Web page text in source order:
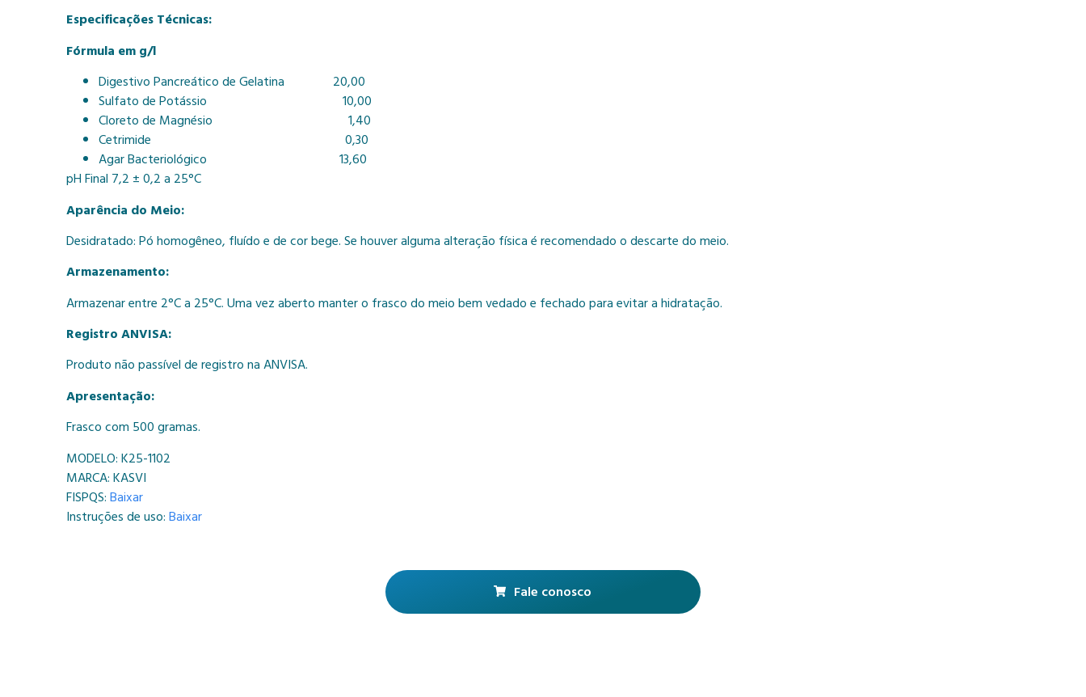
Especificações Técnicas:
Fórmula em g/l
Digestivo Pancreático de Gelatina 20,00
Sulfato de Potássio 10,00
Cloreto de Magnésio 1,40
Cetrimide 0,30
Agar Bacteriológico 13,60
pH Final 7,2 ± 0,2 a 25°C
Aparência do Meio:
Desidratado: Pó homogêneo, fluído e de cor bege. Se houver alguma alteração física é recomendado o descarte do meio.
Armazenamento:
Armazenar entre 2°C a 25°C. Uma vez aberto manter o frasco do meio bem vedado e fechado para evitar a hidratação.
Registro ANVISA:
Produto não passível de registro na ANVISA.
Apresentação:
Frasco com 500 gramas.
MODELO: K25-1102
MARCA: KASVI
FISPQS:Baixar
Instruções de uso:Baixar
Fale conosco